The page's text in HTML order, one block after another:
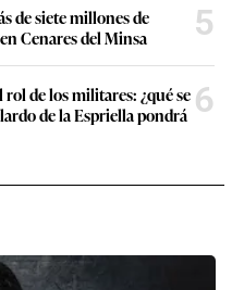
de siete millones de
Cenares del Minsa
5
de los militares: ¿qué se
de la Espriella pondrá 6